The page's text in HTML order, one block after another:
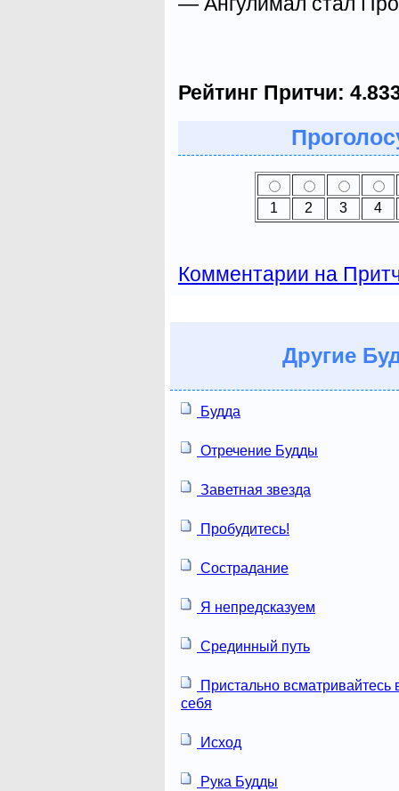
Рейтинг Притчи:
1 2 3 4
Комментарии на
Другие
Будда
Отречение Будды
Заветная звезда
Пробудитесь!
Сострадание
Я непредсказуем
Срединный путь
Пристально всматривайтесь
себя
Исход
Рука Будды